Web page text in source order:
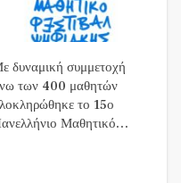
δυναμική συμμετοχή
των 400 μαθητών
το 15ο
Μαθητικό…